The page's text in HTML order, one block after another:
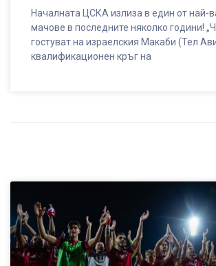
Началната ЦСКА излиза в един от най-
мачове в последните няколко години!
гостуват на израелския Макаби (Тел
квалификационен кръг на